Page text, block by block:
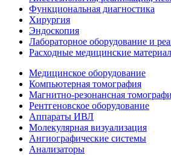
Функциональная диагностика
Хирургия
Эндоскопия
Лабораторное оборудование и
Расходные медицинские
Медицинское оборудование
Компьютерная томография
Магнитно-резонансная
Рентгеновское оборудование
Аппараты ИВЛ
Молекулярная визуализация
Ангиографические системы
Анализаторы